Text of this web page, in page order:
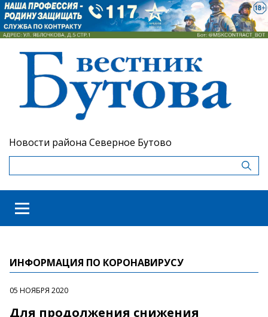
Новости района Северное Бутово
ИНФОРМАЦИЯ ПО КОРОНАВИРУСУ
05 НОЯБРЯ 2020
Для продолжения снижения